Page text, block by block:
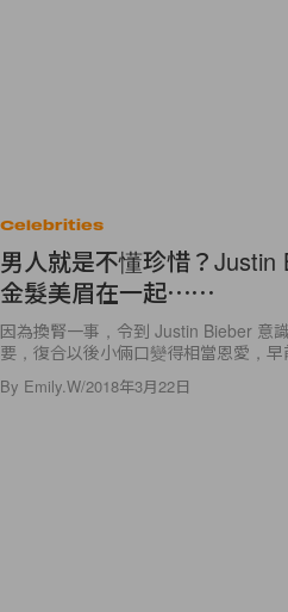
Celebrities
男人就是不懂珍惜？
金髮美眉在一起⋯⋯
因為換腎一事，令到 Justin Bieber 意
要，復合以後小倆口變得相當恩愛，
By Emily.W/2018年3月22日